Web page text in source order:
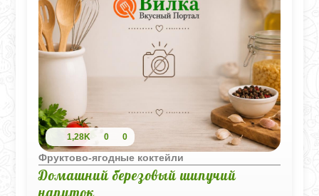
1,28K 0 0
Фруктово-ягодные коктейли
Домашний березовый шипучий
напиток